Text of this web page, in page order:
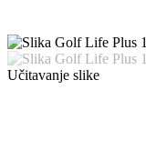
Učitavanje slike